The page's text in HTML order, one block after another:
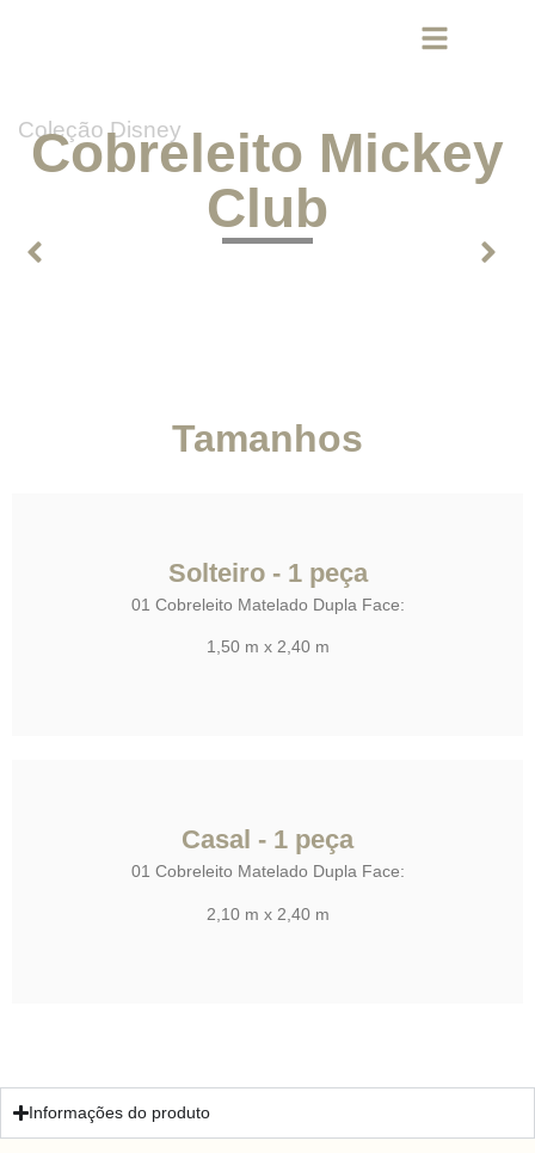
Coleção Disney
Cobreleito Mickey
Club
Tamanhos
Solteiro - 1 peça
01 Cobreleito Matelado Dupla Face:
1,50 m x 2,40 m
Casal - 1 peça
01 Cobreleito Matelado Dupla Face:
2,10 m x 2,40 m
Informações do produto